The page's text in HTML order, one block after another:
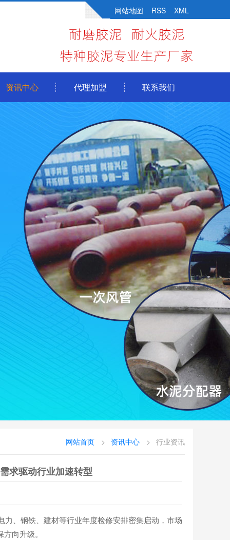
网站地图 RSS XML
资讯中心 代理加盟 联系我们
网站首页 资讯中心 行业资讯
求驱动行业加速转型
、钢铁、建材等行业年度检修安排密集启动，市场
向升级。